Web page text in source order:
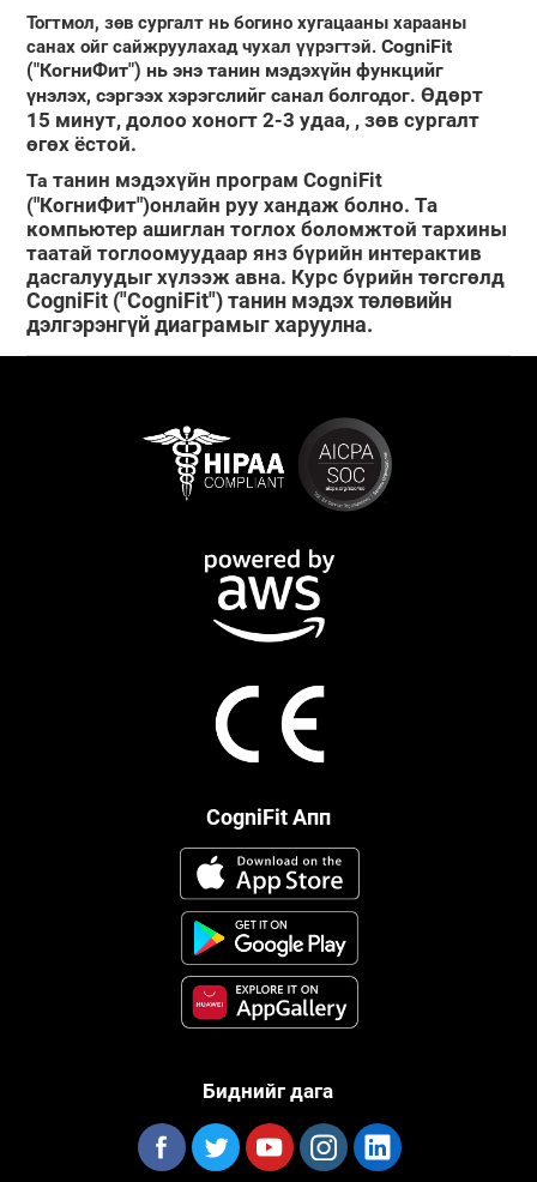
Тогтмол, зөв сургалт нь богино хугацааны харааны
санах ойг сайжруулахад чухал үүрэгтэй.CogniFit
("КогниФит") нь энэ танин мэдэхүйн функцийг
үнэлэх, сэргээх хэрэгслийг санал болгодог. Өдөрт
15 минут, долоо хоногт 2-3 удаа, , зөв сургалт
өгөх ёстой.
Татанин мэдэхүйн програм CogniFit
("КогниФит")онлайн руу хандаж болно. Та
компьютер ашиглан тоглох боломжтой тархины
таатай тоглоомуудаар янз бүрийн интерактив
дасгалуудыг хүлээж авна. Курс бүрийн төгсгөлд
CogniFit ("CogniFit") танин мэдэх төлөвийн
дэлгэрэнгүй диаграмыг харуулна.
CogniFit Апп
Биднийг дага